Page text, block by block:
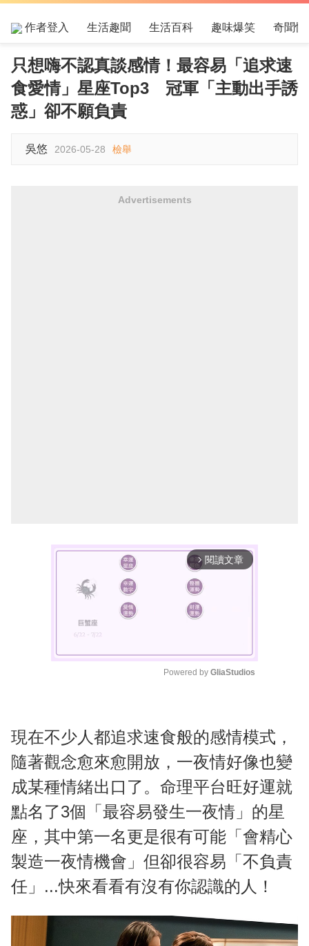
作者登入 生活趣聞 生活百科 趣味爆笑 奇聞怪
只想嗨不認真談感情！最容易「追求速
食愛情」星座Top3 冠軍「主動出手誘
惑」卻不願負責
吳悠 2026-05-28 檢舉
Advertisements
arrow_forward_ios 閱讀文章
e
Powered by GliaStudios
現在不少人都追求速食般的感情模式，
隨著觀念愈來愈開放，一夜情好像也變
成某種情緒出口了。命理平台旺好運就
點名了3個「最容易發生一夜情」的星
座，其中第一名更是很有可能「會精心
製造一夜情機會」但卻很容易「不負責
任」...快來看看有沒有你認識的人！